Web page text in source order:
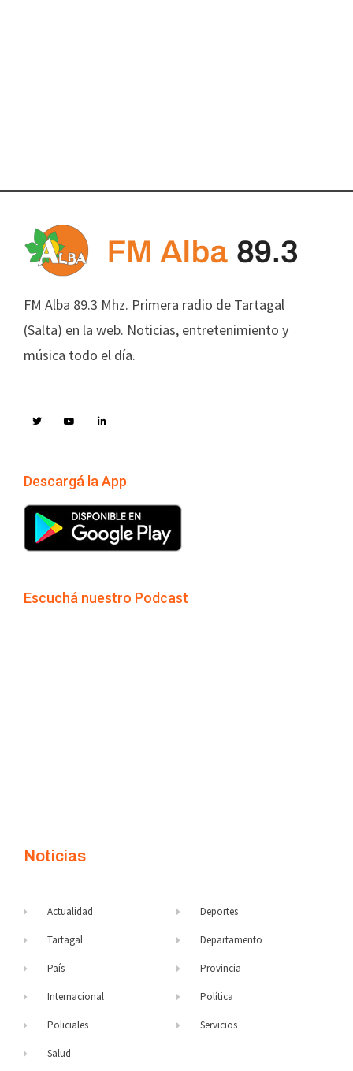
FM Alba 89.3 Mhz. Primera radio de Tartagal
(Salta) en la web. Noticias, entretenimiento y
música todo el día.
Descargá la App
Escuchá nuestro Podcast
Noticias
Actualidad
Tartagal
País
Internacional
Policiales
Salud
Deportes
Departamento
Provincia
Política
Servicios